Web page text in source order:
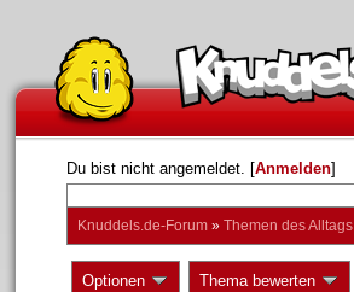
Du bist nicht angemeldet. [Anmelden]
Knuddels.de-Forum » Themen des Alltag
Optionen Thema bewerten